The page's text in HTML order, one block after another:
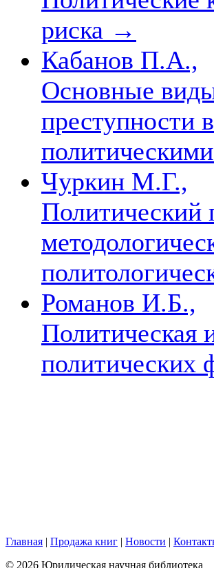
риска →
Кабанов П.А.,
Основные
преступности
Чуркин М.Г.,
Политический
Романов И.Б.,
Политическая
политических
Главная | Продажа книг | Новости |
© 2026 Юридическая научная библиотека